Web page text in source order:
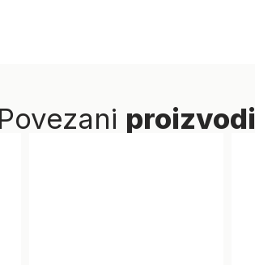
Povezani proizvodi